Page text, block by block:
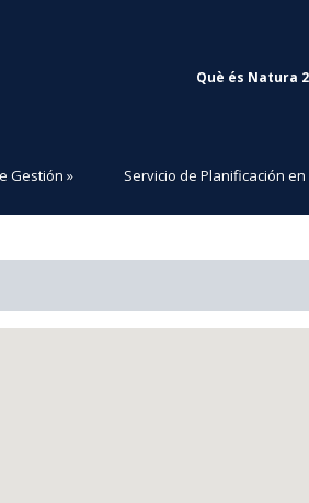
Què és Natura
Gestión » Servicio de Planificación